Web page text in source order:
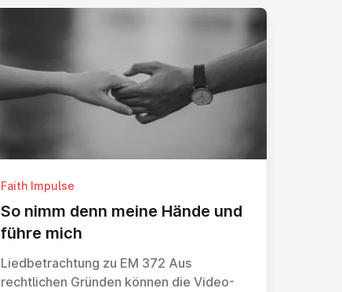
Faith Impulse
So nimm denn meine Hände und
führe mich
Liedbetrachtung zu EM 372 Aus
rechtlichen Gründen können die Video-